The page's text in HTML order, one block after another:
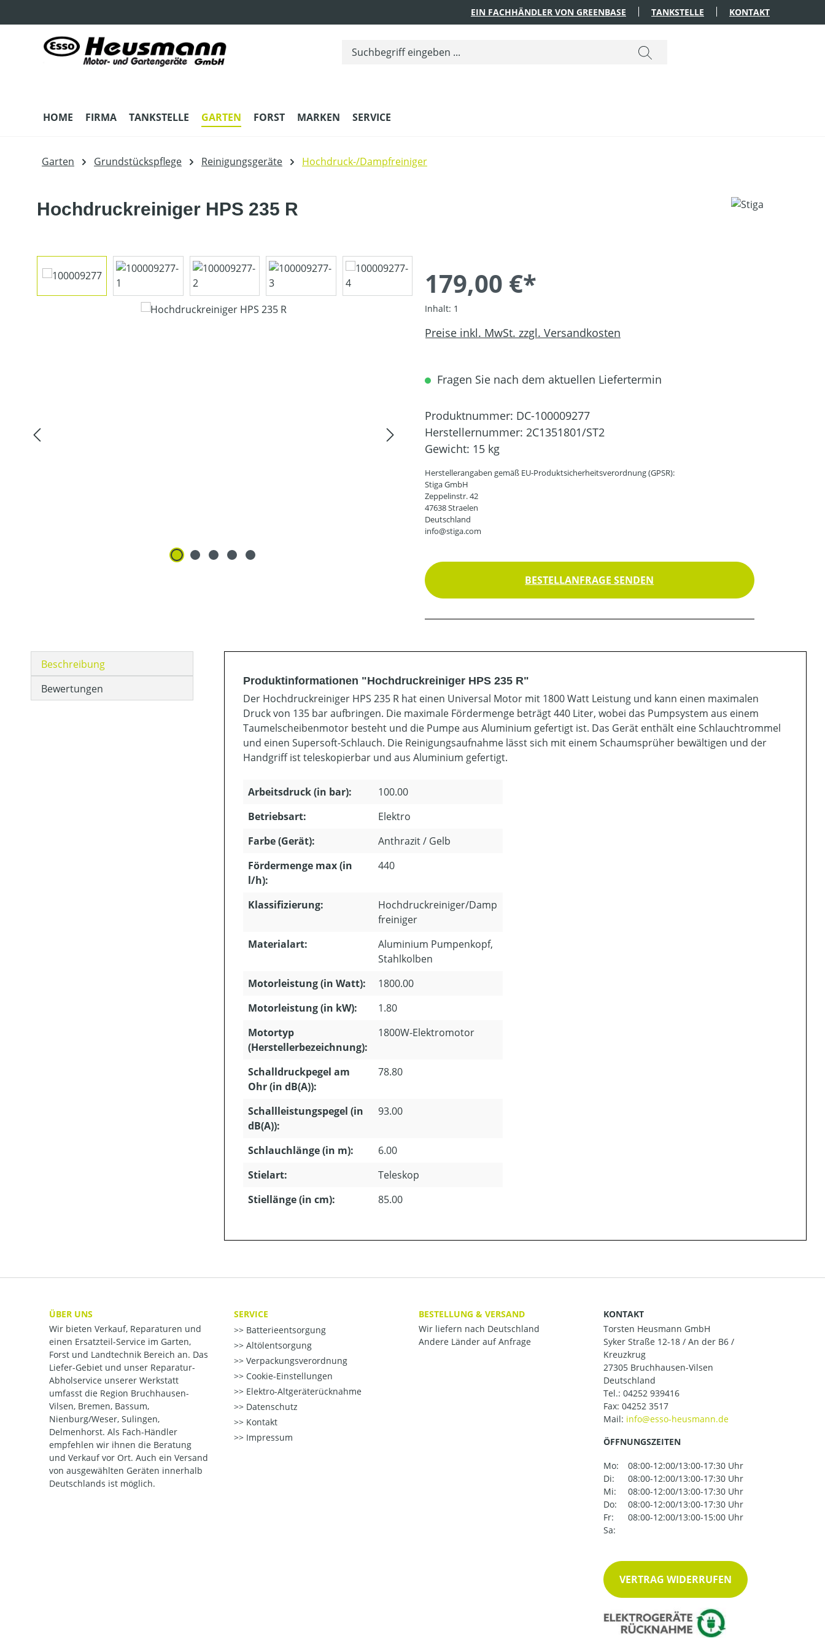
EIN FACHHÄNDLER VON GREENBASE TANKSTELLE KONTAKT
HOME FIRMA TANKSTELLE GARTEN FORST MARKEN SERVICE
Garten Grundstückspflege Reinigungsgeräte Hochdruck-/Dampfreiniger
Hochdruckreiniger HPS 235 R
Bildergalerie überspringen
179,00 €*
Inhalt: 1
Preise inkl. MwSt. zzgl. Versandkosten
Fragen Sie nach dem aktuellen Liefertermin
Produktnummer: DC-100009277
Herstellernummer: 2C1351801/ST2
Gewicht: 15 kg
Herstellerangaben gemäß EU-Produktsicherheitsverordnung (GPSR):
Stiga GmbH
Zeppelinstr. 42
47638 Straelen
Deutschland
info@stiga.com
BESTELLANFRAGE SENDEN
Beschreibung
Bewertungen
Produktinformationen "Hochdruckreiniger HPS 235 R"
Der Hochdruckreiniger HPS 235 R hat einen Universal Motor mit 1800 Watt Leistung und kann einen maximalen
Druck von 135 bar aufbringen. Die maximale Fördermenge beträgt 440 Liter, wobei das Pumpsystem aus einem
Taumelscheibenmotor besteht und die Pumpe aus Aluminium gefertigt ist. Das Gerät enthält eine Schlauchtrommel
und einen Supersoft-Schlauch. Die Reinigungsaufnahme lässt sich mit einem Schaumsprüher bewältigen und der
Handgriff ist teleskopierbar und aus Aluminium gefertigt.
Arbeitsdruck (in bar):
100.00
Betriebsart:
Elektro
Farbe (Gerät):
Anthrazit / Gelb
Fördermenge max (in
l/h):
440
Klassifizierung:
Hochdruckreiniger/Damp
freiniger
Materialart:
Aluminium Pumpenkopf,
Stahlkolben
Motorleistung (in Watt):
1800.00
Motorleistung (in kW):
1.80
Motortyp
(Herstellerbezeichnung):
1800W-Elektromotor
Schalldruckpegel am
Ohr (in dB(A)):
78.80
Schallleistungspegel (in
dB(A)):
93.00
Schlauchlänge (in m):
6.00
Stielart:
Teleskop
Stiellänge (in cm):
85.00
ÜBER UNS
Wir bieten Verkauf, Reparaturen und
einen Ersatzteil-Service im Garten,
Forst und Landtechnik Bereich an. Das
Liefer-Gebiet und unser Reparatur-
Abholservice unserer Werkstatt
umfasst die Region Bruchhausen-
Vilsen, Bremen, Bassum,
Nienburg/Weser, Sulingen,
Delmenhorst. Als Fach-Händler
empfehlen wir ihnen die Beratung
und Verkauf vor Ort. Auch ein Versand
von ausgewählten Geräten innerhalb
Deutschlands ist möglich.
SERVICE
Batterieentsorgung
Altölentsorgung
Verpackungsverordnung
Cookie-Einstellungen
Elektro-Altgeräterücknahme
Datenschutz
Kontakt
Impressum
BESTELLUNG & VERSAND
Wir liefern nach Deutschland
Andere Länder auf Anfrage
KONTAKT
Torsten Heusmann GmbH
Syker Straße 12-18 / An der B6 /
Kreuzkrug
27305 Bruchhausen-Vilsen
Deutschland
Tel.: 04252 939416
Fax: 04252 3517
Mail:
ÖFFNUNGSZEITEN
Mo:
08:00-12:00/13:00-17:30 Uhr
Di:
08:00-12:00/13:00-17:30 Uhr
Mi:
08:00-12:00/13:00-17:30 Uhr
Do:
08:00-12:00/13:00-17:30 Uhr
Fr:
08:00-12:00/13:00-15:00 Uhr
Sa:
VERTRAG WIDERRUFEN